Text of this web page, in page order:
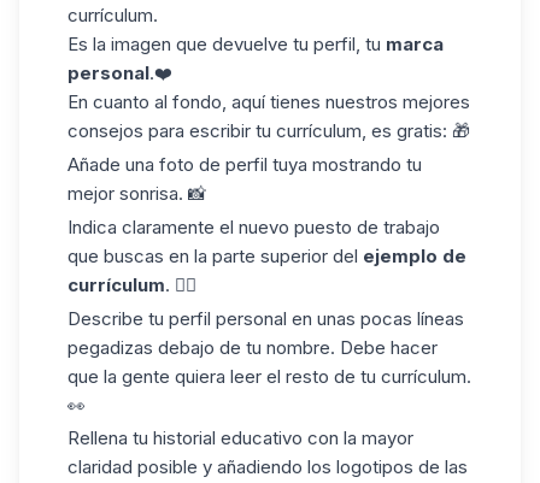
currículum.
Es la imagen que devuelve tu perfil, tu marca
personal.❤️
En cuanto al fondo, aquí tienes nuestros mejores
consejos para escribir tu currículum, es gratis: 🎁
Añade una foto de perfil tuya mostrando tu
mejor sonrisa. 📸
Indica claramente el nuevo puesto de trabajo
que buscas en la parte superior del ejemplo de
currículum. ✍🏼
Describe tu perfil personal en unas pocas líneas
pegadizas debajo de tu nombre. Debe hacer
que la gente quiera leer el resto de tu currículum.
👀
Rellena tu historial educativo con la mayor
claridad posible y añadiendo los logotipos de las